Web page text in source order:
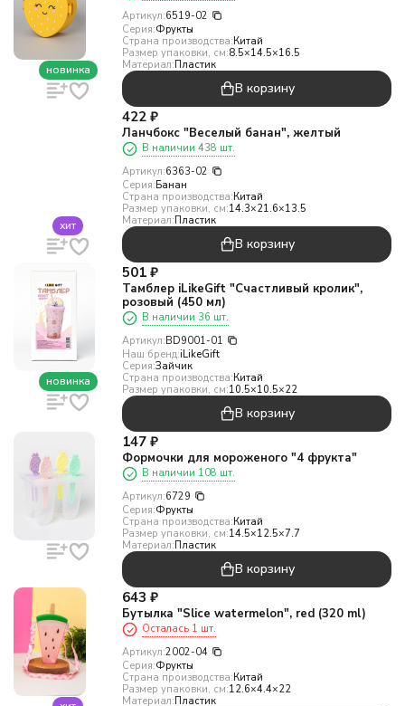
новинка
Артикул:6519-02
Серия:Фрукты
Страна производства:Китай
Размер упаковки, см:8.5×14.5×16.5
Материал:Пластик
В корзину
хит
422 ₽
Ланчбокс "Веселый банан", желтый
В наличии 438 шт.
Артикул:6363-02
Серия:Банан
Страна производства:Китай
Размер упаковки, см:14.3×21.6×13.5
Материал:Пластик
В корзину
новинка
501 ₽
Тамблер iLikeGift "Счастливый кролик",
розовый (450 мл)
В наличии 36 шт.
Артикул:BD9001-01
Наш бренд:iLikeGift
Серия:Зайчик
Страна производства:Китай
Размер упаковки, см:10.5×10.5×22
В корзину
147 ₽
Формочки для мороженого "4 фрукта"
В наличии 108 шт.
Артикул:6729
Серия:Фрукты
Страна производства:Китай
Размер упаковки, см:14.5×12.5×7.7
Материал:Пластик
В корзину
643 ₽
Бутылка "Slice watermelon", red (320 ml)
Осталась 1 шт.
Артикул:2002-04
Серия:Фрукты
Страна производства:Китай
Размер упаковки, см:12.6×4.4×22
Материал:Пластик